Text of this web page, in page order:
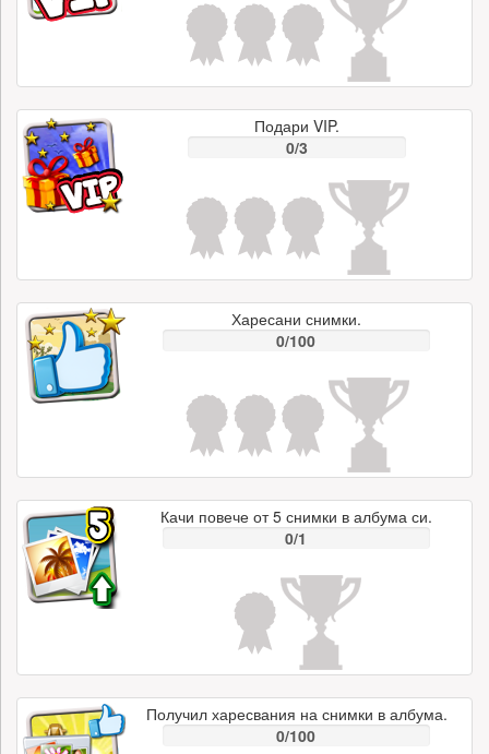
Подари VIP.
0/3
Харесани снимки.
0/100
Качи повече от 5 снимки в албума си.
0/1
Получил харесвания на снимки в албума.
0/100